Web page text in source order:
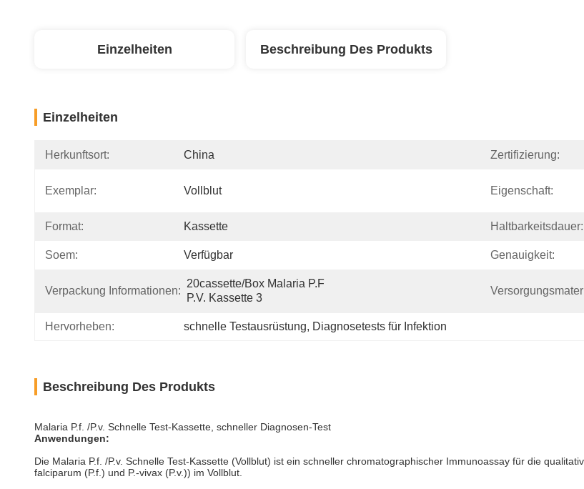
Einzelheiten Beschreibung Des Produkts
Einzelheiten
Herkunftsort: China Zertifizierung:
Exemplar: Vollblut Eigenschaft:
Format: Kassette Haltbarkeitsdauer:
Soem: Verfügbar Genauigkeit:
Verpackung Informationen:
20cassette/box Malaria P.f
P.v. Kassette 3
Hervorheben: schnelle Testausrüstung, Diagnosetests für Infektion
Beschreibung Des Produkts
Malaria P.f. /P.v. Schnelle Test-Kassette, schneller Diagnosen-Test
Anwendungen:
Die Malaria P.f. /P.v. Schnelle Test-Kassette (Vollblut) ist ein schneller chromatographischer Immunoassay für die
falciparum (P.f.) und P.-vivax (P.v.)) im Vollblut.